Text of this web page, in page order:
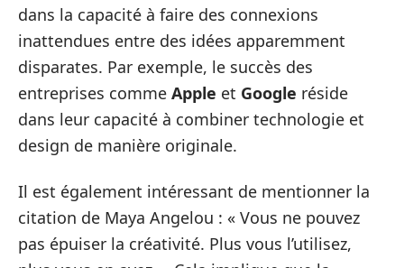
dans la capacité à faire des connexions
inattendues entre des idées apparemment
disparates. Par exemple, le succès des
entreprises comme Apple et Google réside
dans leur capacité à combiner technologie et
design de manière originale.
Il est également intéressant de mentionner la
citation de Maya Angelou : « Vous ne pouvez
pas épuiser la créativité. Plus vous l’utilisez,